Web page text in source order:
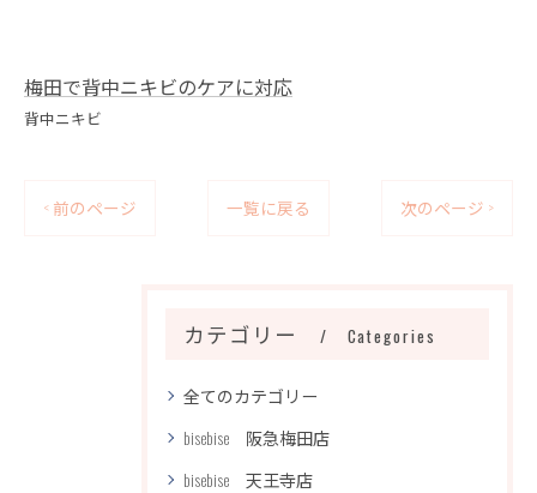
梅田で背中ニキビのケアに対応
背中ニキビ
< 前のページ 一覧に戻る 次のページ >
カテゴリー Categories
全てのカテゴリー
bisebise 阪急梅田店
bisebise 天王寺店